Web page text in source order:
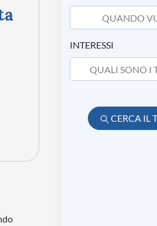
QUANDO
INTERESSI
QUALI SONO I
CERCA IL